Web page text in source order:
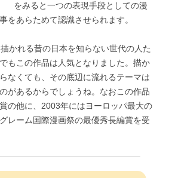
をみると一つの表現手段としての漫
をあらためて認識させられます。
かれる昔の日本を知らない世代の人た
もこの作品は人気となりました。描か
なくても、その底辺に流れるテーマは
があるからでしょうね。なおこの作品
の他に、2003年にはヨーロッパ最大の
レーム国際漫画祭の最優秀長編賞を受